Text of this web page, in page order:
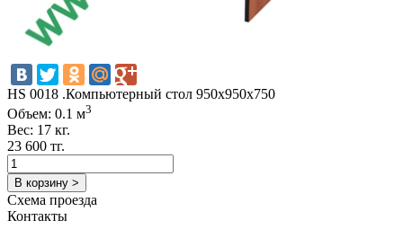
HS 0018 .Компьютерный стол 950х950х750
Объем: 0.1 м3
Вес: 17 кг.
23 600 тг.
В корзину >
Схема проезда
Контакты